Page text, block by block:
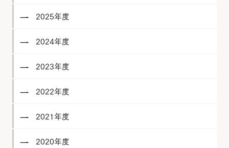
2025年度
2024年度
2023年度
2022年度
2021年度
2020年度